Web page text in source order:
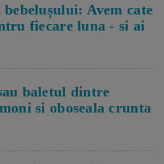
Avem cate
fiecare luna - si ai
baletul dintre
si oboseala crunta